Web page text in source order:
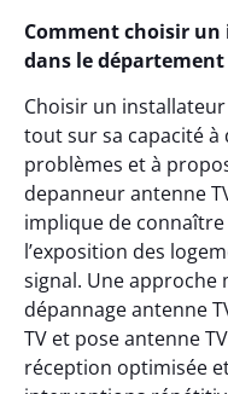
Comment choisir
dans le département
Choisir un
tout sur sa capacité
problèmes et à
depanneur antenne
implique de
l’exposition des
signal. Une
dépannage antenne
TV et pose antenne
réception optimisée